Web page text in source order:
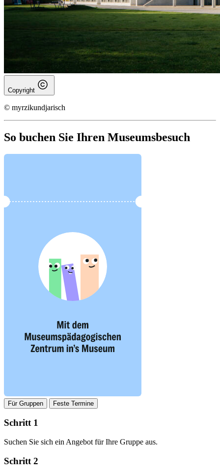
Copyright
© myrzikundjarisch
So buchen Sie Ihren Museumsbesuch
Für Gruppen Feste Termine
Schritt 1
Suchen Sie sich ein Angebot für Ihre Gruppe aus.
Schritt 2